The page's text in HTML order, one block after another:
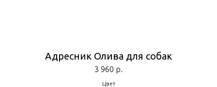
Адресник Олива для собак
3 960 р.
Цвет